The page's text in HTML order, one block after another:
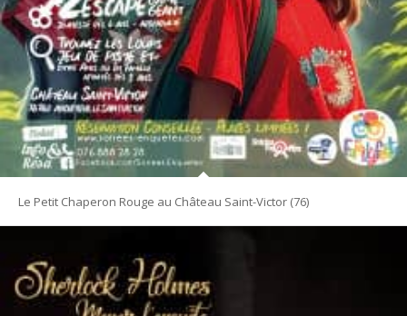
Le Petit Chaperon Rouge au Château Saint-Victor (76)